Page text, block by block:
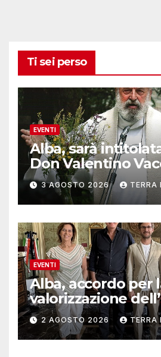
Ti sei perso
EVENTI
Alba, sarà
Don Valentino
3 AGOSTO 2026 TERRA
EVENTI
Alba, accordo per
valorizzazione
musicale Rocca
2 AGOSTO 2026 TERRA